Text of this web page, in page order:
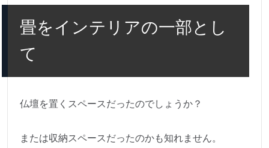
畳をインテリアの一部とし
て
仏壇を置くスペースだったのでしょうか？
または収納スペースだったのかも知れません。